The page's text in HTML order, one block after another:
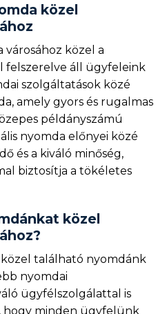
közel
közel a
felszerelve áll ügyfeleink
szolgáltatások közé
amely gyors és rugalmas
példányszámú
nyomda előnyei közé
és a kiváló minőség,
biztosítja a tökéletes
közel
található nyomdánk
nyomdai
ügyfélszolgálattal is
hogy minden ügyfelünk